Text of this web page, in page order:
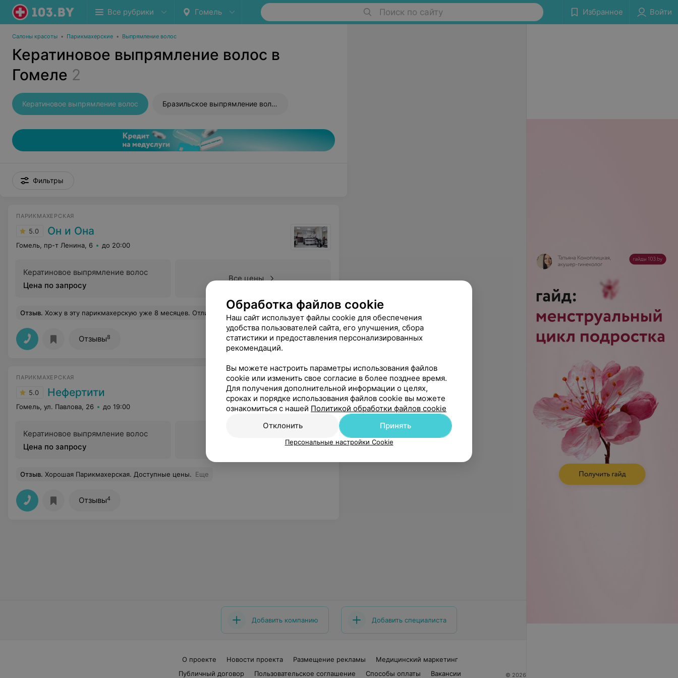
Все рубрики Гомель Поиск по сайту Избранное Войти
Салоны красоты • Парикмахерские • Выпрямление волос
Кератиновое выпрямление волос в
Гомеле 2
Кератиновое выпрямление волос Бразильское выпрямление волос
Фильтры
ПАРИКМАХЕРСКАЯ
5.0 Он и Она
Гомель, пр-т Ленина, 6 до 20:00
Кератиновое выпрямление волос
Цена по запросу
Все цены
Отзыв. Хожу в эту парикмахерскую уже 8 месяцев. Отличное обслуживание. Хожу всегда к специалисту Инне. На данный момент она оказалась в отпуске, поэтому попал к специалисту Анастасии. Очень приятный и красивый специалист. Каждый раз выхожу довольный с этой парикмахерской и стрижкой, и обслуживанием!
Отзывы8
ПАРИКМАХЕРСКАЯ
5.0 Нефертити
Гомель, ул. Павлова, 26 до 19:00
Кератиновое выпрямление волос
Цена по запросу
Отзыв. Хорошая Парикмахерская. Доступные цены. Еще
Отзывы4
Добавить компанию Добавить специалиста
О проекте Новости проекта Размещение рекламы
Медицинский маркетинг
Публичный договор
Пользовательское соглашение Способы оплаты Вакансии © 2026 ООО «Артокс Лаб», УНП 191700409
Обработка файлов cookie
Наш сайт использует файлы cookie для обеспечения
удобства пользователей сайта, его улучшения, сбора
статистики и предоставления персонализированных
рекомендаций.
Вы можете настроить параметры использования файлов
cookie или изменить свое согласие в более позднее время.
Для получения дополнительной информации о целях,
сроках и порядке использования файлов cookie вы можете
ознакомиться с нашей Политикой обработки файлов cookie
Отклонить
Принять
Персональные настройки Cookie